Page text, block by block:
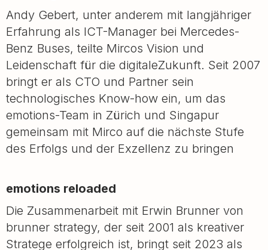
Andy Gebert, unter anderem mit langjähriger
Erfahrung als ICT-Manager bei Mercedes-
Benz Buses, teilte Mircos Vision und
Leidenschaft für die digitaleZukunft. Seit 2007
bringt er als CTO und Partner sein
technologisches Know-how ein, um das
emotions-Team in Zürich und Singapur
gemeinsam mit Mirco auf die nächste Stufe
des Erfolgs und der Exzellenz zu bringen
emotions reloaded
Die Zusammenarbeit mit Erwin Brunner von
brunner strategy, der seit 2001 als kreativer
Stratege erfolgreich ist, bringt seit 2023 als